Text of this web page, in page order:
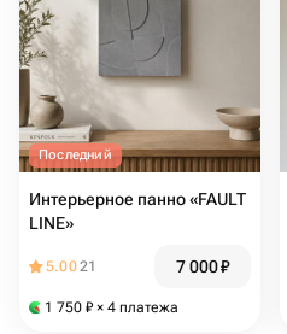
Последний
Интерьерное панно «FAULT
LINE»
5.0021 7 000₽
1 750 ₽ × 4 платежа